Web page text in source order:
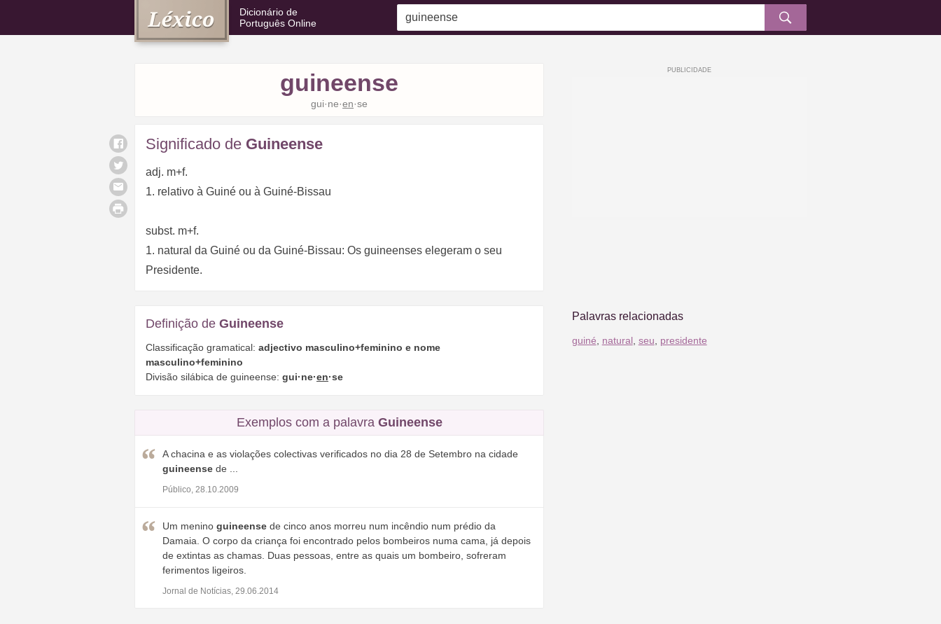
Dicionário de
Português Online
guineense
gui·ne·en·se
Significado de Guineense
adj. m+f.
1. relativo à Guiné ou à Guiné-Bissau
subst. m+f.
1. natural da Guiné ou da Guiné-Bissau: Os guineenses elegeram o seu
Presidente.
Definição de Guineense
Classificação gramatical: adjectivo masculino+feminino e nome
masculino+feminino
Divisão silábica de guineense: gui·ne·en·se
Exemplos com a palavra Guineense
A chacina e as violações colectivas verificados no dia 28 de Setembro na cidade
guineense de ...
Público, 28.10.2009
Um menino guineense de cinco anos morreu num incêndio num prédio da
Damaia. O corpo da criança foi encontrado pelos bombeiros numa cama, já depois
de extintas as chamas. Duas pessoas, entre as quais um bombeiro, sofreram
ferimentos ligeiros.
Jornal de Notícias, 29.06.2014
Palavras relacionadas
guiné natural, seu presidente